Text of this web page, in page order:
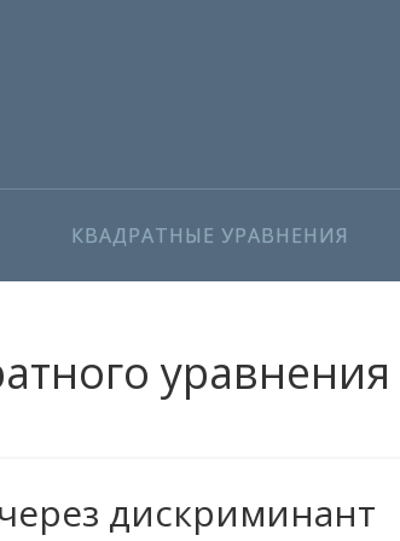
КВАДРАТНЫЕ УРАВНЕНИЯ
уравнения
дискриминант